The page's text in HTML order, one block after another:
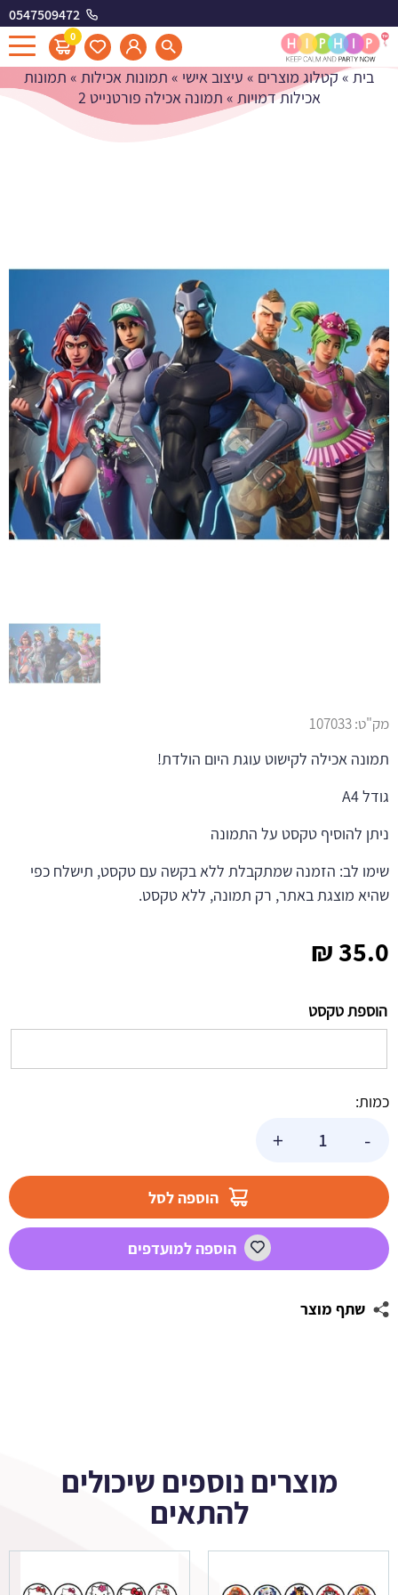
0547509472
0
תמונה אכילה פורטנייט 2
בית »קטלוג מוצרים » עיצוב אישי » תמונות אכילות » תמונות
אכילות דמויות » תמונה אכילה פורטנייט 2
35.0
₪
הוספת טקסט
כמות:
-
2
+
הוספה לסל
הוספה למועדפים
שתף מוצר
מק"ט:107033
תמונה אכילה לקישוט עוגת היום הולדת!
גודל A4
ניתן להוסיף טקסט על התמונה
שימו לב: הזמנה שמתקבלת ללא בקשה עם טקסט, תישלח כפי
שהיא מוצגת באתר, רק תמונה, ללא טקסט.
מוצרים נוספים שיכולים
להתאים